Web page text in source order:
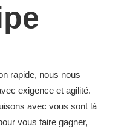
rapide, nous nous
exigence et agilité.
avec vous sont là
vous faire gagner,